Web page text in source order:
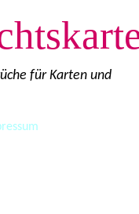
für Karten und